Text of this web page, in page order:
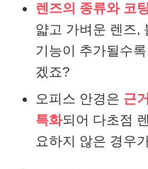
렌즈의 종류와 코팅
얇고 가벼운 렌즈,
기능이 추가될수
겠죠?
오피스 안경은 근
특화되어 다초점
요하지 않은 경우